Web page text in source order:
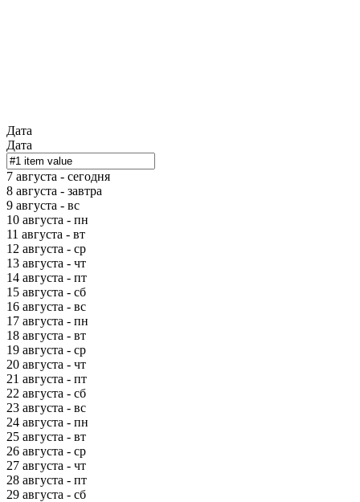
Дата
Дата
7 августа - сегодня
8 августа - завтра
9 августа - вс
10 августа - пн
11 августа - вт
12 августа - ср
13 августа - чт
14 августа - пт
15 августа - сб
16 августа - вс
17 августа - пн
18 августа - вт
19 августа - ср
20 августа - чт
21 августа - пт
22 августа - сб
23 августа - вс
24 августа - пн
25 августа - вт
26 августа - ср
27 августа - чт
28 августа - пт
29 августа - сб